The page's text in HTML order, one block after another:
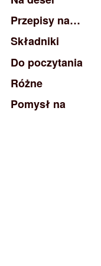
Przepisy na…
Składniki
Do poczytania
Różne
Pomysł na